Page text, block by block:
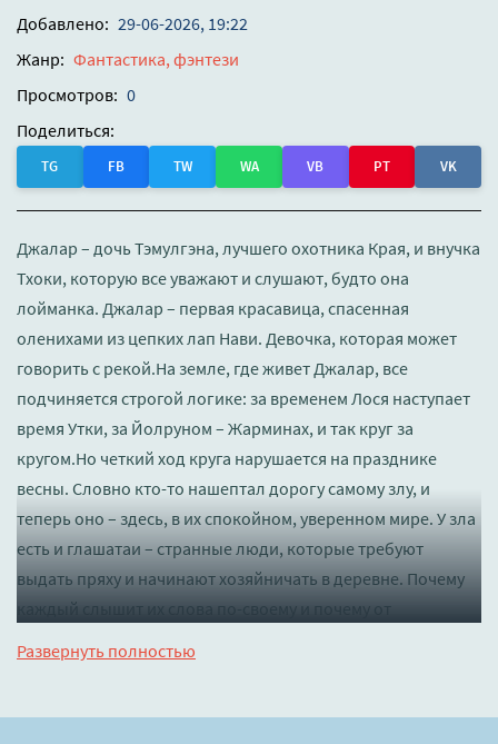
Добавлено: 29-06-2026, 19:22
Жанр: Фантастика, фэнтези
Просмотров: 0
Поделиться:
TG FB TW WA VB PT VK
Джалар – дочь Тэмулгэна, лучшего охотника Края, и внучка
Тхоки, которую все уважают и слушают, будто она
лойманка. Джалар – первая красавица, спасенная
оленихами из цепких лап Нави. Девочка, которая может
говорить с рекой.На земле, где живет Джалар, все
подчиняется строгой логике: за временем Лося наступает
время Утки, за Йолруном – Жарминах, и так круг за
кругом.Но четкий ход круга нарушается на празднике
весны. Словно кто-то нашептал дорогу самому злу, и
теперь оно – здесь, в их спокойном, уверенном мире. У зла
есть и глашатаи – странные люди, которые требуют
выдать пряху и начинают хозяйничать в деревне. Почему
каждый слышит их слова по-своему и почему от
Рыси? Почему Джалар – угроза для них, почему вынуждена
Развернуть полностью